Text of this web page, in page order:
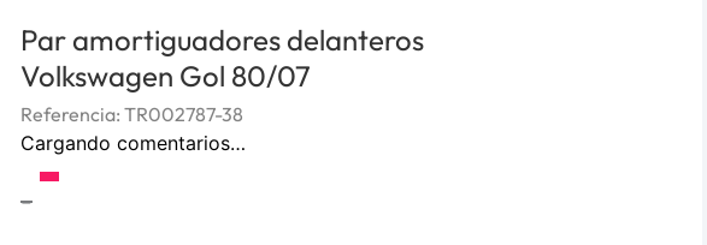
Par amortiguadores delanteros
Volkswagen Gol 80/07
Referencia: TR002787-38
Cargando comentarios…
-